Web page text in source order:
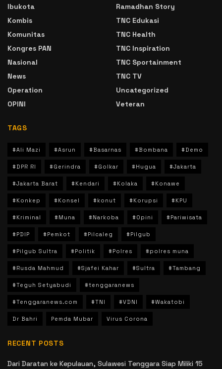
Ibukota
Kombis
Komunitas
Kongres PAN
Nasional
News
Operation
OPINI
Ramadhan Story
TNC Edukasi
TNC Health
TNC Inspiration
TNC Sportainment
TNC TV
Uncategorized
Veteran
TAGS
#Ali Mazi #Asrun #Basarnas #Bombana #Demo
#DPR RI #Gerindra #Golkar #Hugua #Jakarta
#Jakarta Barat #Kendari #Kolaka #Konawe
#Konkep #Konsel #konut #Korupsi #KPU
#Kriminal #Muna #Narkoba #Opini #Pariwisata
#PDIP #Pemkot #Pilcaleg #Pilgub
#Pilgub Sultra #Politik #Polres #polres muna
#Rusda Mahmud #Sjafei Kahar #Sultra #Tambang
#Teguh Setyabudi #tenggaranews
#Tenggaranews.com #TNI #VDNI #Wakatobi
Dr Bahri Pemda Mubar Virus Corona
RECENT POSTS
Dari Daratan ke Kepulauan, Sulawesi Tenggara Siap Miliki 15